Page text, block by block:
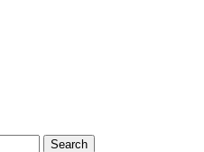
Search